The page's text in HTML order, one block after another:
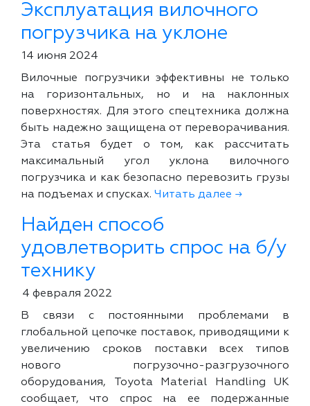
Эксплуатация вилочного
погрузчика на уклоне
14 июня 2024
Вилочные погрузчики эффективны не только
на горизонтальных, но и на наклонных
поверхностях. Для этого спецтехника должна
быть надежно защищена от переворачивания.
Эта статья будет о том, как рассчитать
максимальный угол уклона вилочного
погрузчика и как безопасно перевозить грузы
на подъемах и спусках. Читать далее →
Найден способ
удовлетворить спрос на б/у
технику
4 февраля 2022
В связи с постоянными проблемами в
глобальной цепочке поставок, приводящими к
увеличению сроков поставки всех типов
нового погрузочно-разгрузочного
оборудования, Toyota Material Handling UK
сообщает, что спрос на ее подержанные